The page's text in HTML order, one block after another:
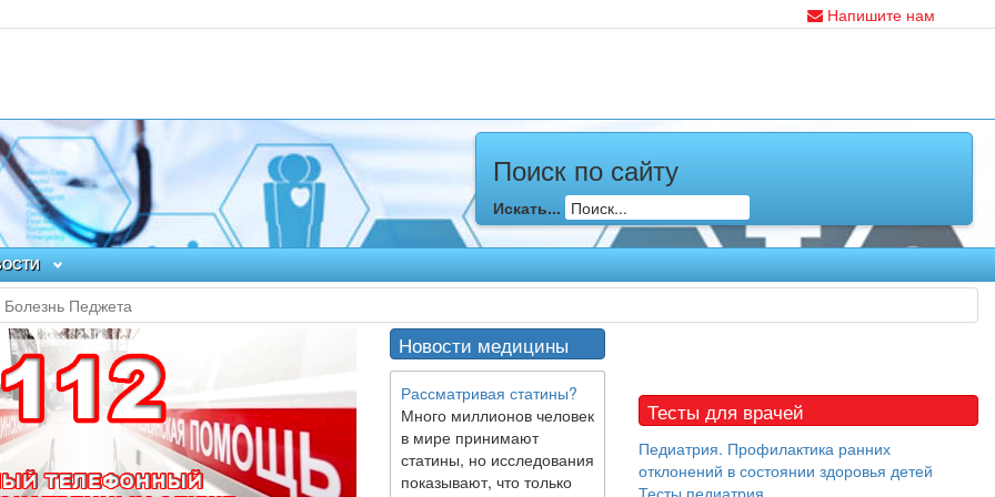
Напишите нам
Поиск по сайту
Искать...
Болезнь Педжета
Новости медицины
Рассматривая статины?
Много миллионов человек
в мире принимают
статины, но исследования
показывают, что только
Тесты для врачей
Педиатрия. Профилактика ранних
отклонений в состоянии здоровья детей
Тесты педиатрия